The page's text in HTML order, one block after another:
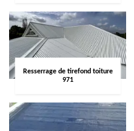
Resserrage de tirefond toiture
971